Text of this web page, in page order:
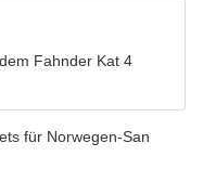
Fahnder Kat 4
für Norwegen-San